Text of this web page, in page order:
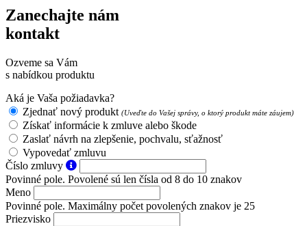
Zanechajte nám
kontakt
Ozveme sa Vám
s nabídkou produktu
Aká je Vaša požiadavka?
Zjednať nový produkt (Uveďte do Vašej správy, o ktorý produkt máte záujem)
Získať informácie k zmluve alebo škode
Zaslať návrh na zlepšenie, pochvalu, sťažnosť
Vypovedať zmluvu
Číslo zmluvy
Povinné pole. Povolené sú len čísla od 8 do 10 znakov
Meno
Povinné pole. Maximálny počet povolených znakov je 25
Priezvisko